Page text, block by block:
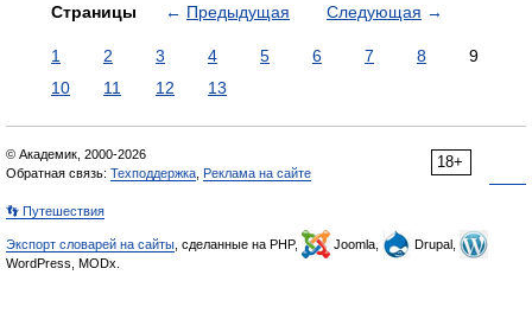
Страницы ← Предыдущая Следующая →
1 2 3 4 5 6 7 8
9
10
11 12 13
18+
© Академик, 2000-2026
Обратная связь: Техподдержка Реклама на сайте
👣 Путешествия
Экспорт словарей на сайты , сделанные на PHP, Joomla,
Drupal,
WordPress, MODx.